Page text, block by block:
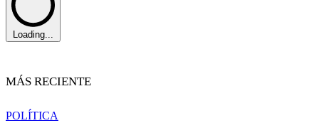
Loading...
MÁS RECIENTE
POLÍTICA